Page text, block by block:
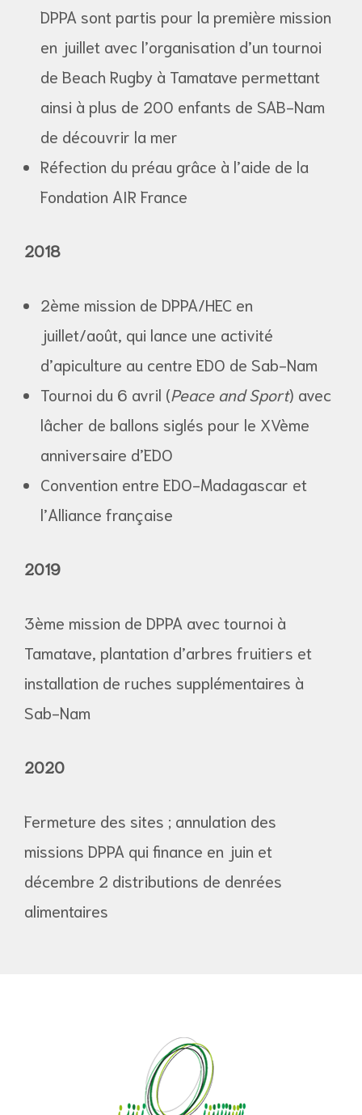
DPPA sont partis pour la première mission
en juillet avec l’organisation d’un tournoi
de Beach Rugby à Tamatave permettant
ainsi à plus de 200 enfants de SAB-Nam
de découvrir la mer
Réfection du préau grâce à l’aide de la
Fondation AIR France
2018
2ème mission de DPPA/HEC en
juillet/août, qui lance une activité
d’apiculture au centre EDO de Sab-Nam
Tournoi du 6 avril (Peace and Sport) avec
lâcher de ballons siglés pour le XVème
anniversaire d’EDO
Convention entre EDO-Madagascar et
l’Alliance française
2019
3ème mission de DPPA avec tournoi à
Tamatave, plantation d’arbres fruitiers et
installation de ruches supplémentaires à
Sab-Nam
2020
Fermeture des sites ; annulation des
missions DPPA qui finance en juin et
décembre 2 distributions de denrées
alimentaires